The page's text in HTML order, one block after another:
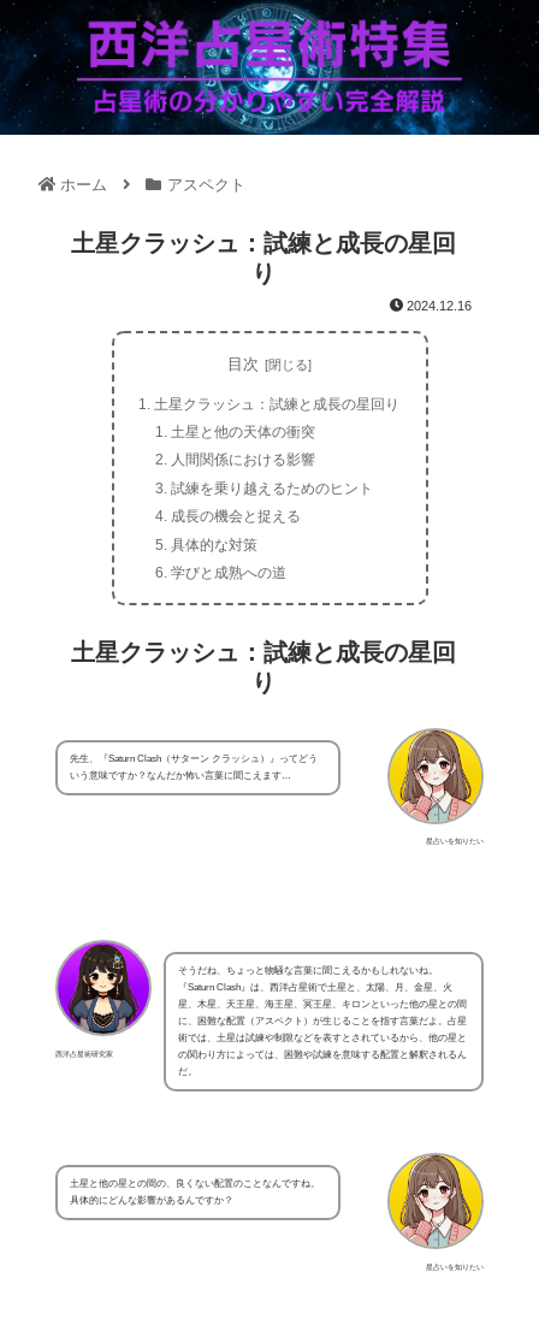
ホーム アスペクト
土星クラッシュ：試練と成長の星回
り
2024.12.16
目次
土星クラッシュ：試練と成長の星回り
土星と他の天体の衝突
人間関係における影響
試練を乗り越えるためのヒント
成長の機会と捉える
具体的な対策
学びと成熟への道
土星クラッシュ：試練と成長の星回
り
星占いを知りたい
先生、『Saturn Clash（サターン クラッシュ）』ってどう
いう意味ですか？なんだか怖い言葉に聞こえます…
西洋占星術研究家
そうだね、ちょっと物騒な言葉に聞こえるかもしれないね。
『Saturn Clash』は、西洋占星術で土星と、太陽、月、金星、火
星、木星、天王星、海王星、冥王星、キロンといった他の星との間
に、困難な配置（アスペクト）が生じることを指す言葉だよ。占星
術では、土星は試練や制限などを表すとされているから、他の星と
の関わり方によっては、困難や試練を意味する配置と解釈されるん
だ。
星占いを知りたい
土星と他の星との間の、良くない配置のことなんですね。
具体的にどんな影響があるんですか？